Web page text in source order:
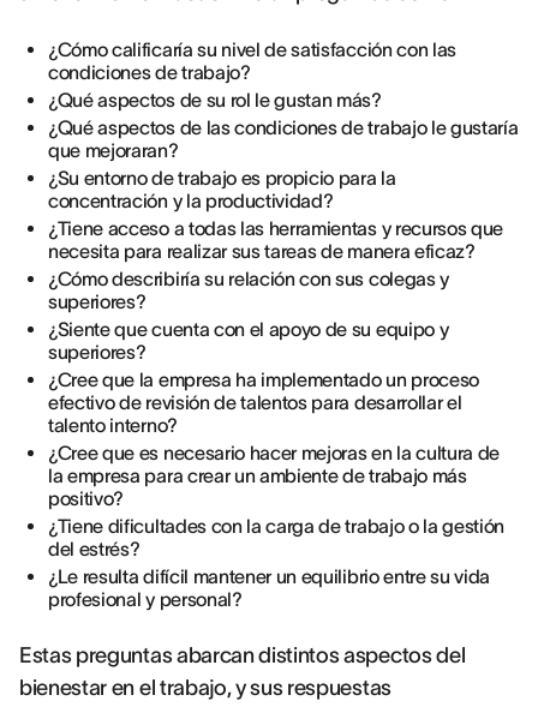
¿Cómo calificaría su nivel de satisfacción con las
condiciones de trabajo?
¿Qué aspectos de su rol le gustan más?
¿Qué aspectos de las condiciones de trabajo le gustaría
que mejoraran?
¿Su entorno de trabajo es propicio para la
concentración y la productividad?
¿Tiene acceso a todas las herramientas y recursos que
necesita para realizar sus tareas de manera eficaz?
¿Cómo describiría su relación con sus colegas y
superiores?
¿Siente que cuenta con el apoyo de su equipo y
superiores?
¿Cree que la empresa ha implementado un proceso
efectivo de revisión de talentos para desarrollar el
talento interno?
¿Cree que es necesario hacer mejoras en la cultura de
la empresa para crear un ambiente de trabajo más
positivo?
¿Tiene dificultades con la carga de trabajo o la gestión
del estrés?
¿Le resulta difícil mantener un equilibrio entre su vida
profesional y personal?
Estas preguntas abarcan distintos aspectos del
bienestar en el trabajo, y sus respuestas